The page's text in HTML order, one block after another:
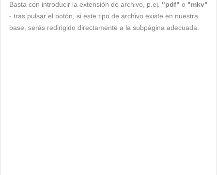
Basta con introducir la extensión de archivo, p.ej. "pdf" o "mkv"
- tras pulsar el botón, si este tipo de archivo existe en nuestra
base, serás redirigido directamente a la subpágina adecuada.